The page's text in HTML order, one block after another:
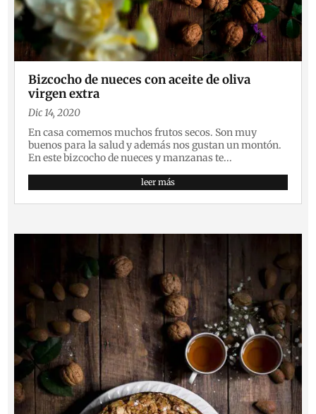
Bizcocho de nueces con aceite de oliva
virgen extra
Dic 14, 2020
En casa comemos muchos frutos secos. Son muy
buenos para la salud y además nos gustan un montón.
En este bizcocho de nueces y manzanas te...
leer más